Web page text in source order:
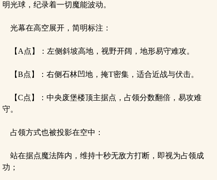
明光球，纪录着一切魔能波动。
光幕在高空展开，简明标注：
【A点】：左侧斜坡高地，视野开阔，地形易守难攻。
【B点】：右侧石林凹地，掩T密集，适合近战与伏击。
【C点】：中央废堡楼顶主据点，占领分数翻倍，易攻难
守。
占领方式也被投影在空中：
站在据点魔法阵内，维持十秒无敌方打断，即视为占领成
功；